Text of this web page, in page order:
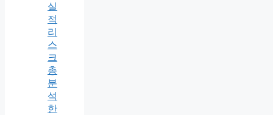
실
적
리
스
크
총
분
석
한